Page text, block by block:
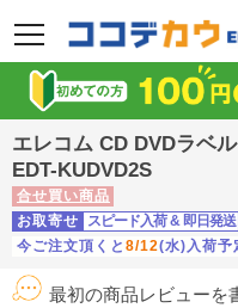
メニュー
エレコム CD DVDラベ
EDT-KUDVD2S
合せ買い商品
お取寄せ
スピード入荷 & 即日発送
今ご注文頂くと 8/12(水)入荷予
最初の商品レビューを